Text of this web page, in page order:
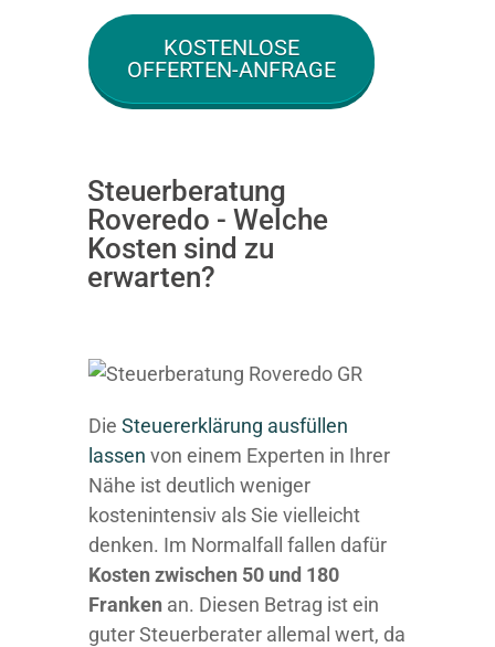
KOSTENLOSE
OFFERTEN-ANFRAGE
Steuerberatung
Roveredo - Welche
Kosten sind zu
erwarten?
Die Steuererklärung ausfüllen
lassen von einem Experten in Ihrer
Nähe ist deutlich weniger
kostenintensiv als Sie vielleicht
denken. Im Normalfall fallen dafür
Kosten zwischen 50 und 180
Franken an. Diesen Betrag ist ein
guter Steuerberater allemal wert, da